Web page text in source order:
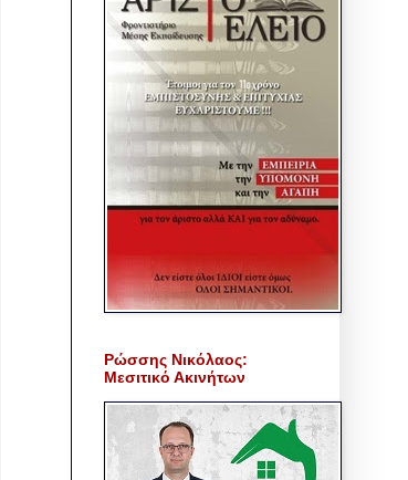
Ρώσσης Νικόλαος:
Μεσιτικό Ακινήτων